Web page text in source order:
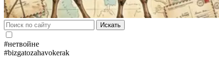
Искать
#нетвойне
#bizgatozahavokerak